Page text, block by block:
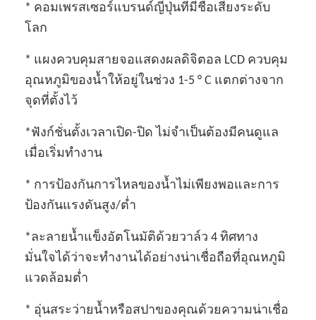
* คอมเพรสเซอร์แบรนด์ญี่ปุ่นที่มีชื่อเสียงระดับ
โลก
* แผงควบคุมสายจอแสดงผลดิจิตอล LCD ควบคุม
อุณหภูมิของน้ำให้อยู่ในช่วง 1-5 ° C แตกต่างจาก
จุดที่ตั้งไว้
*ฟังก์ชั่นตั้งเวลาเปิด-ปิด ไม่จำเป็นต้องมีคนดูแล
เมื่อเริ่มทำงาน
* การป้องกันการไหลของน้ำไม่เพียงพอและการ
ป้องกันแรงดันสูง/ต่ำ
*ละลายน้ำแข็งอัตโนมัติด้วยวาล์ว 4 ทิศทาง
มั่นใจได้ว่าจะทำงานได้อย่างน่าเชื่อถือที่อุณหภูมิ
แวดล้อมต่ำ
* อุ่นสระว่ายน้ำหรือสปาของคุณด้วยความน่าเชื่อ